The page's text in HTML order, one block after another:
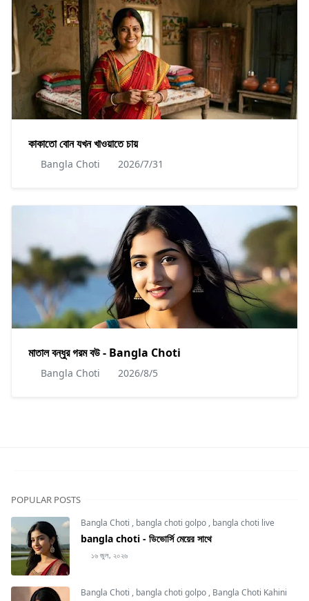
কাকাতো বোন যখন খাওয়াতে চায়
Bangla Choti 2026/7/31
মাতাল বন্ধুর গরম বউ - Bangla Choti
Bangla Choti 2026/8/5
POPULAR POSTS
Bangla Choti , bangla choti golpo , bangla choti live
bangla choti - ডিভোর্সি মেয়ের সাথে
১৬ জুল, ২০২৬
Bangla Choti , bangla choti golpo , Bangla Choti Kahini